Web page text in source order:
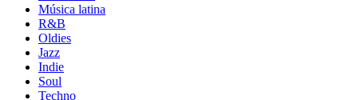
Música latina
R&B
Oldies
Jazz
Indie
Soul
Techno